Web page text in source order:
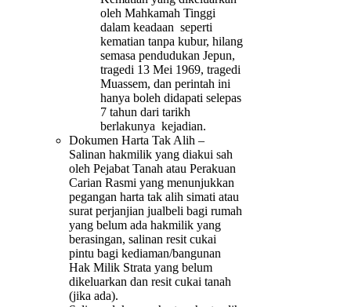
oleh Mahkamah Tinggi
dalam keadaan seperti
kematian tanpa kubur, hilang
semasa pendudukan Jepun,
tragedi 13 Mei 1969, tragedi
Muassem, dan perintah ini
hanya boleh didapati selepas
7 tahun dari tarikh
berlakunya kejadian.
Dokumen Harta Tak Alih –
Salinan hakmilik yang diakui sah
oleh Pejabat Tanah atau Perakuan
Carian Rasmi yang menunjukkan
pegangan harta tak alih simati atau
surat perjanjian jualbeli bagi rumah
yang belum ada hakmilik yang
berasingan, salinan resit cukai
pintu bagi kediaman/bangunan
Hak Milik Strata yang belum
dikeluarkan dan resit cukai tanah
(jika ada).